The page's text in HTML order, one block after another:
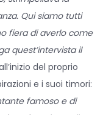
Qui siamo tutti
fiera di averlo come
quest’intervista il
del proprio
e i suoi timori:
famoso e di